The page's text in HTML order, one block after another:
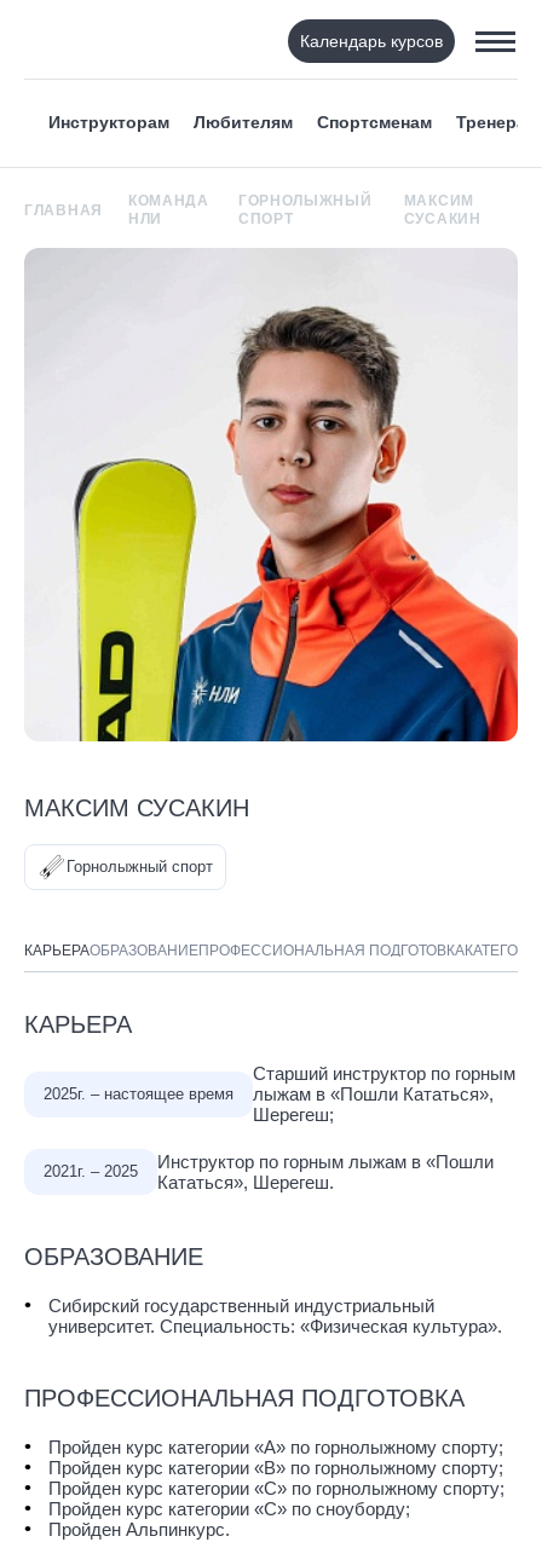
Календарь курсов
Инструкторам Любителям Спортсменам Тренерам
ГЛАВНАЯ
КОМАНДА
НЛИ
ГОРНОЛЫЖНЫЙ
СПОРТ
МАКСИМ
СУСАКИН
МАКСИМ СУСАКИН
Горнолыжный спорт
КАРЬЕРАОБРАЗОВАНИЕПРОФЕССИОНАЛЬНАЯ ПОДГОТОВКА
КАРЬЕРА
2025г. – настоящее время
Старший инструктор по горным
лыжам в «Пошли Кататься»,
Шерегеш;
2021г. – 2025
Инструктор по горным лыжам в «Пошли
Кататься», Шерегеш.
ОБРАЗОВАНИЕ
Сибирский государственный индустриальный
университет. Специальность: «Физическая культура».
ПРОФЕССИОНАЛЬНАЯ ПОДГОТОВКА
Пройден курс категории «A» по горнолыжному спорту;
Пройден курс категории «В» по горнолыжному спорту;
Пройден курс категории «С» по горнолыжному спорту;
Пройден курс категории «С» по сноуборду;
Пройден Альпинкурс.